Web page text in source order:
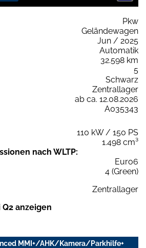
Pkw
Geländewagen
Jun / 2025
Automatik
32.598 km
5
Schwarz
Zentrallager
ab ca. 12.08.2026
A035343
110 kW / 150 PS
1.498 cm³
nach WLTP:
Euro6
4 (Green)
Zentrallager
anzeigen
MMI+/AHK/Kamera/Parkhilfe+